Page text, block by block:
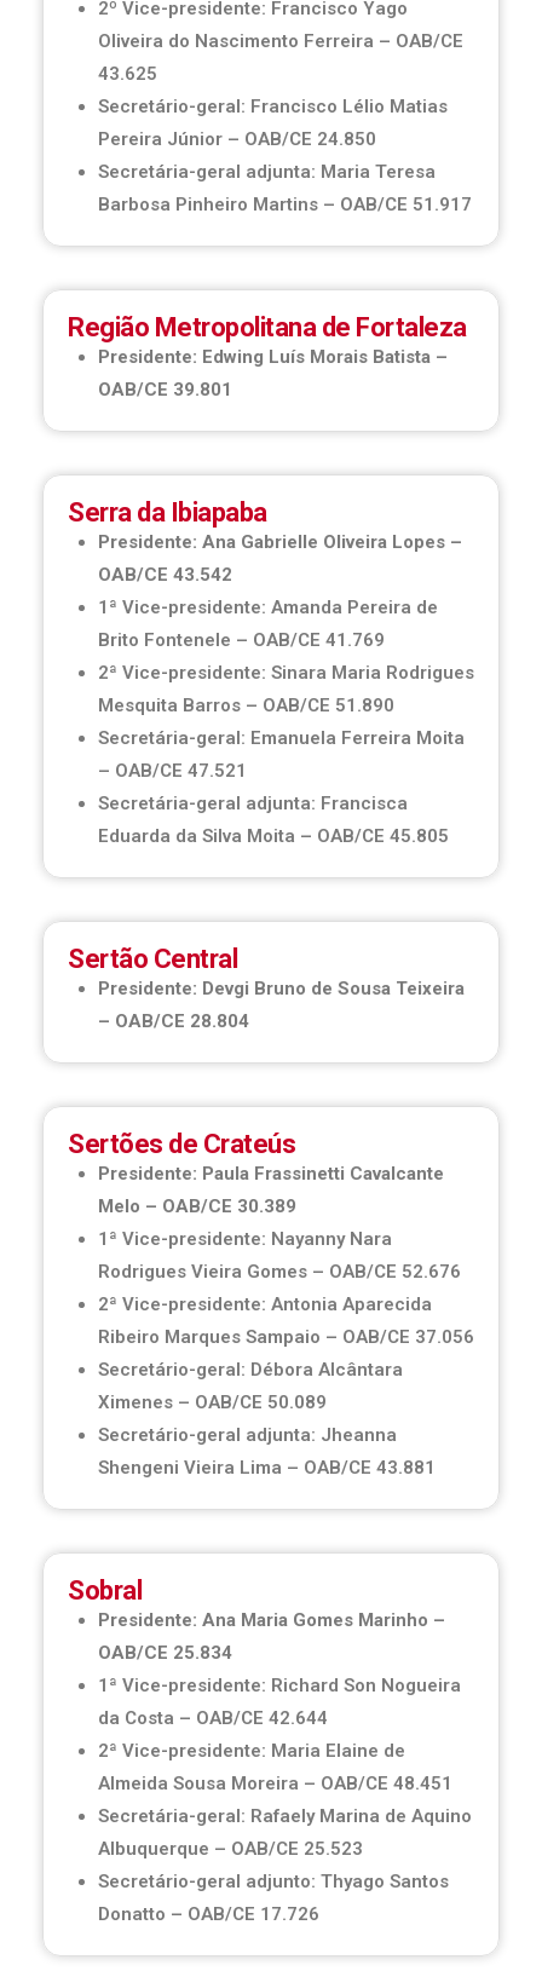
2º Vice-presidente: Francisco Yago
Oliveira do Nascimento Ferreira – OAB/CE
43.625
Secretário-geral: Francisco Lélio Matias
Pereira Júnior – OAB/CE 24.850
Secretária-geral adjunta: Maria Teresa
Barbosa Pinheiro Martins – OAB/CE 51.917
Região Metropolitana de Fortaleza
Presidente: Edwing Luís Morais Batista –
OAB/CE 39.801
Serra da Ibiapaba
Presidente: Ana Gabrielle Oliveira Lopes –
OAB/CE 43.542
1ª Vice-presidente: Amanda Pereira de
Brito Fontenele – OAB/CE 41.769
2ª Vice-presidente: Sinara Maria Rodrigues
Mesquita Barros – OAB/CE 51.890
Secretária-geral: Emanuela Ferreira Moita
– OAB/CE 47.521
Secretária-geral adjunta: Francisca
Eduarda da Silva Moita – OAB/CE 45.805
Sertão Central
Presidente: Devgi Bruno de Sousa Teixeira
– OAB/CE 28.804
Sertões de Crateús
Presidente: Paula Frassinetti Cavalcante
Melo – OAB/CE 30.389
1ª Vice-presidente: Nayanny Nara
Rodrigues Vieira Gomes – OAB/CE 52.676
2ª Vice-presidente: Antonia Aparecida
Ribeiro Marques Sampaio – OAB/CE 37.056
Secretário-geral: Débora Alcântara
Ximenes – OAB/CE 50.089
Secretário-geral adjunta: Jheanna
Shengeni Vieira Lima – OAB/CE 43.881
Sobral
Presidente: Ana Maria Gomes Marinho –
OAB/CE 25.834
1ª Vice-presidente: Richard Son Nogueira
da Costa – OAB/CE 42.644
2ª Vice-presidente: Maria Elaine de
Almeida Sousa Moreira – OAB/CE 48.451
Secretária-geral: Rafaely Marina de Aquino
Albuquerque – OAB/CE 25.523
Secretário-geral adjunto: Thyago Santos
Donatto – OAB/CE 17.726